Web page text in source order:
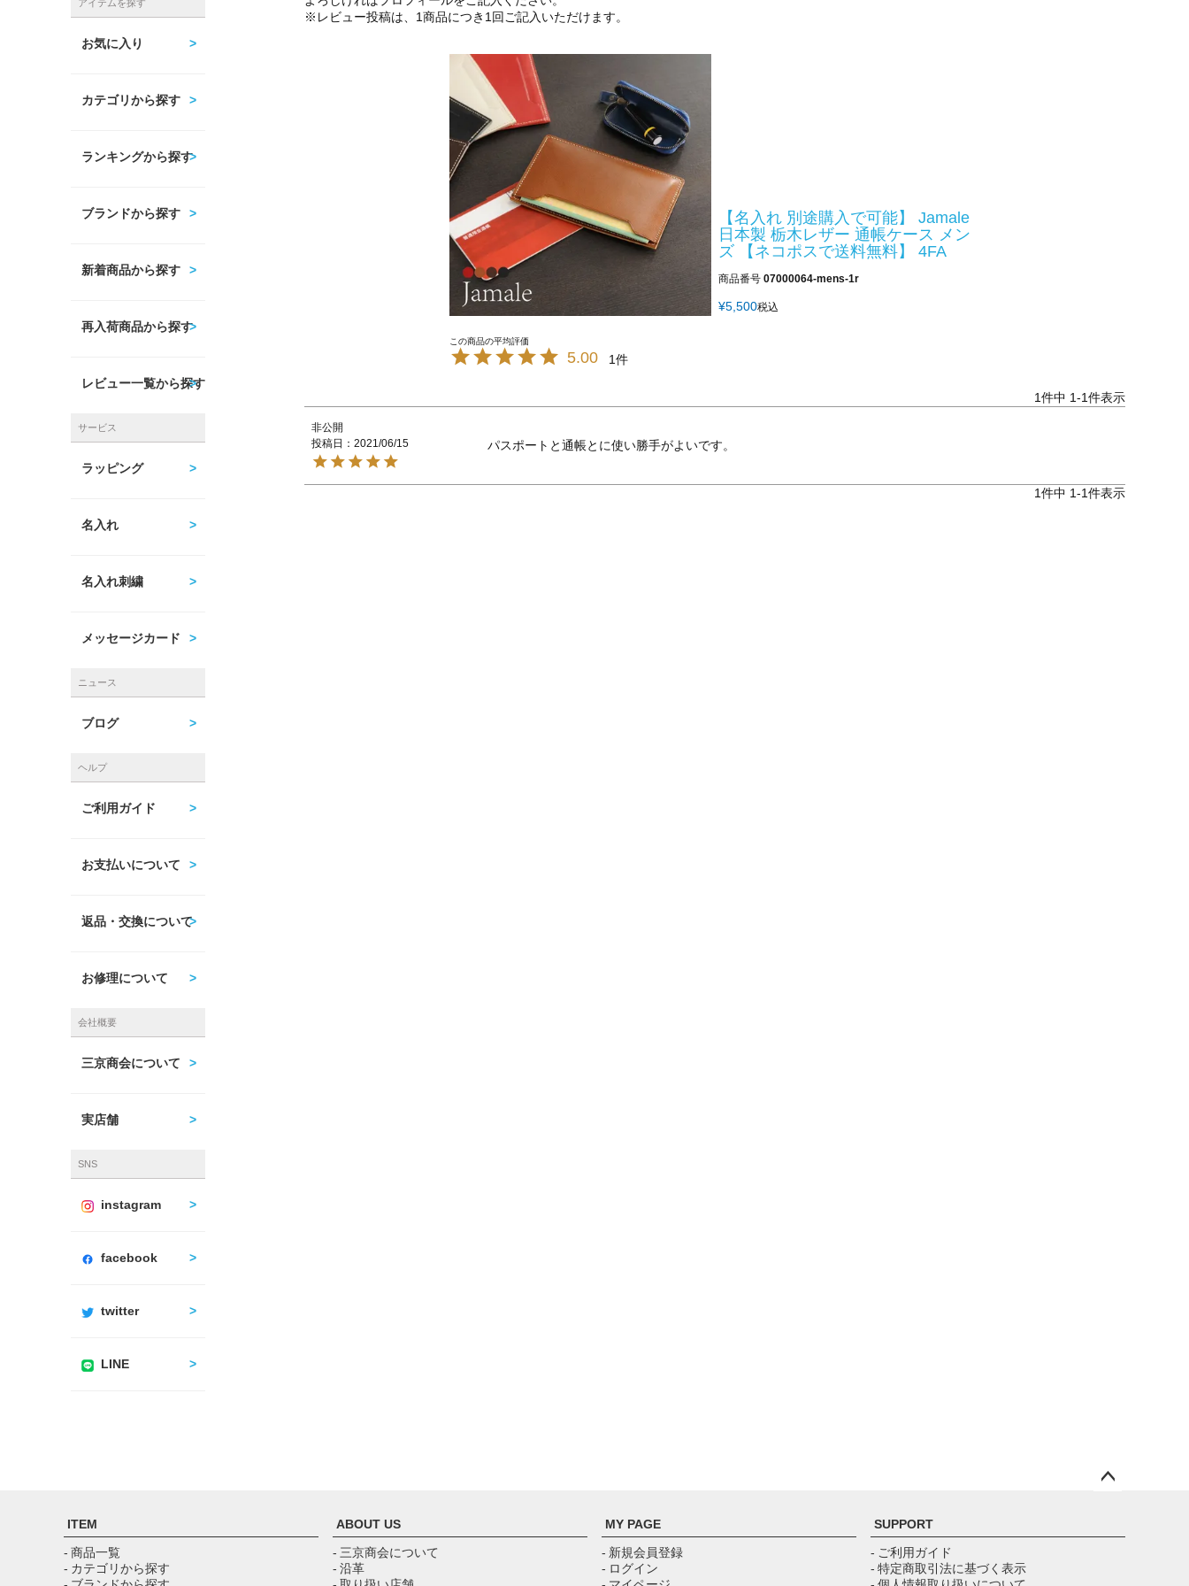
アイテムを探す
お気に入り
カテゴリから探す
ランキングから探す
ブランドから探す
新着商品から探す
再入荷商品から探す
レビュー一覧から探す
サービス
ラッピング
名入れ
名入れ刺繍
メッセージカード
ニュース
ブログ
ヘルプ
ご利用ガイド
お支払いについて
返品・交換について
お修理について
会社概要
三京商会について
実店舗
SNS
instagram
facebook
twitter
LINE
※レビュー投稿は、1商品につき1回ご記入いただけます。
【名入れ 別途購入で可能】 Jamale
日本製 栃木レザー 通帳ケース メン
ズ 【ネコポスで送料無料】 4FA
商品番号 07000064-mens-1r
¥5,500税込
5.00 1
1件中 1-1件表示
非公開
投稿日
2021/06/15 パスポートと通帳とに使い勝手がよいです。
1件中 1-1件表示
ップ
ITEM
- 商品一覧
- カテゴリから探す
ABOUT US
- 三京商会について
- 沿革
MY PAGE
- 新規会員登録
- ログイン
SUPPORT
- ご利用ガイド
- 特定商取引法に基づく表示